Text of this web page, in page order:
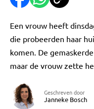
Een vrouw heeft
die probeerden haar
komen. De
maar de vrouw zette
Geschreven door
Janneke Bosch